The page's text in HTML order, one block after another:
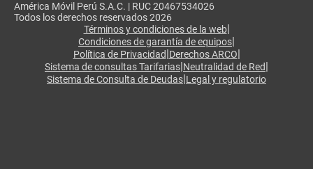
América Móvil Perú S.A.C. | RUC 20467534026
Todos los derechos reservados 2026
Términos y condiciones de la web|
Condiciones de garantía de equipos|
Política de Privacidad|Derechos ARCO|
Sistema de consultas Tarifarias|Neutralidad de Red|
Sistema de Consulta de Deudas|Legal y regulatorio